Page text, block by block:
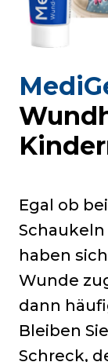
Egal ob
haben
Wunde
dann
Bleiben
Schreck,